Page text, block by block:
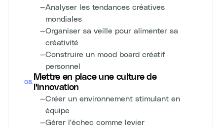
—Analyser les tendances créatives
mondiales
—Organiser sa veille pour alimenter sa
créativité
—Construire un mood board créatif
personnel
08.
Mettre en place une culture de
l'innovation
—Créer un environnement stimulant en
équipe
—Gérer l'échec comme levier